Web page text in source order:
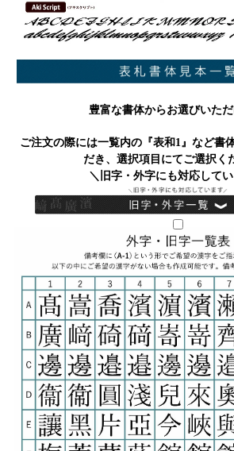
豊富な書体からお選びいた
ご注文の際には一覧内の『表和1』など書
だき、選択項目にてご選択く
＼旧字・外字にも対応して